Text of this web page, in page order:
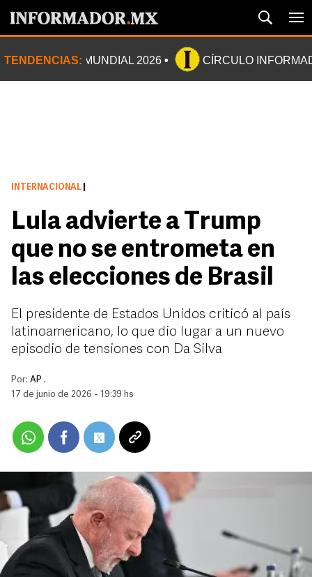
TENDENCIAS: MUNDIAL 2026 CÍRCULO
INTERNACIONAL
Lula advierte a Trump
que no se entrometa en
las elecciones de Brasil
El presidente de Estados Unidos criticó al país
latinoamericano, lo que dio lugar a un nuevo
episodio de tensiones con Da Silva
Por: AP .
17 de junio de 2026 - 19:39 hs